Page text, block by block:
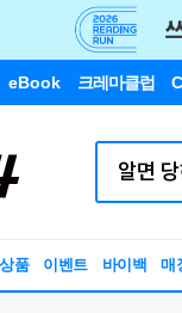
eBook 크레마클럽
품 이벤트 바이백 매